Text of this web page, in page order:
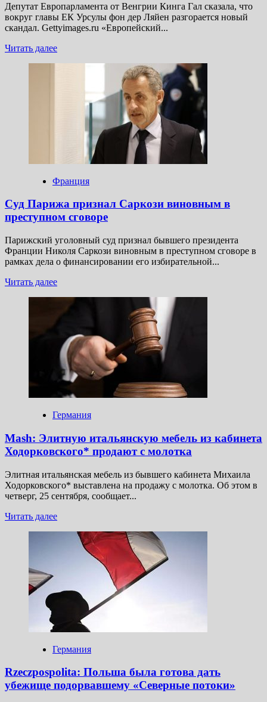
Депутат Европарламента от Венгрии Кинга Гал сказала, что
вокруг главы ЕК Урсулы фон дер Ляйен разгорается новый
скандал. Gettyimages.ru «Европейский...
Читать далееПрочитать
разгорается
пропавшими
сообщениями
дер
Ляйен
Макрону
Франция
Суд Парижа признал Саркози виновным в
преступном сговоре
Парижский уголовный суд признал бывшего президента
Франции Николя Саркози виновным в преступном сговоре в
рамках дела о финансировании его избирательной...
Читать далееПрочитать
Суд
признал
Саркози
виновным
в
преступном
сговоре
Германия
Mash: Элитную итальянскую мебель из кабинета
Ходорковского* продают с молотка
Элитная итальянская мебель из бывшего кабинета Михаила
Ходорковского* выставлена на продажу с молотка. Об этом в
четверг, 25 сентября, сообщает...
Читать далееПрочитать
Элитную
итальянскую
из кабинета
Ходорковского*
продают
с молотка
Германия
Rzeczpospolita: Польша была готова дать
убежище подорвавшему «Северные потоки»